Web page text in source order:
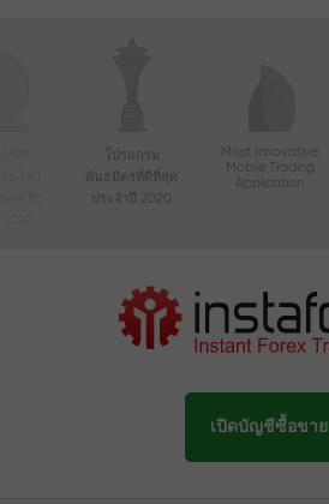
โปรแกรม
พันธมิตรที่ดีที่สุด
ประจำปี 2020
Most Innovative
Mobile Trading
Application
เปิดบัญชีซื้อขาย